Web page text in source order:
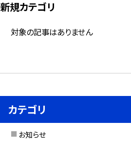
新規カテゴリ
対象の記事はありません
カテゴリ
お知らせ